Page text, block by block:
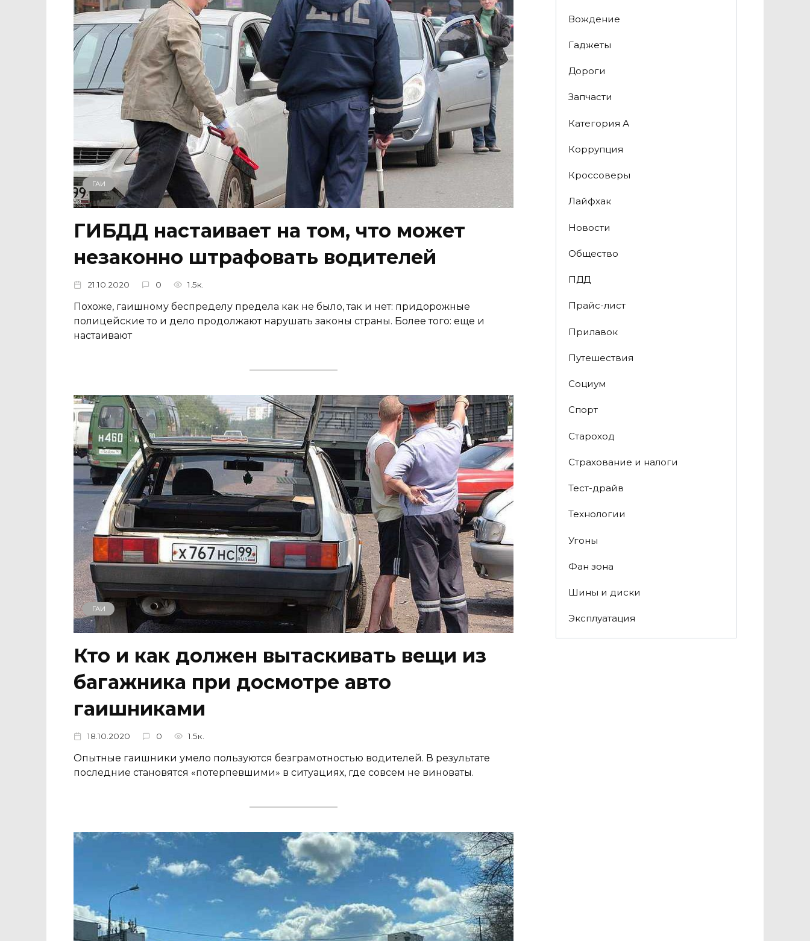
ГАИ
ГИБДД настаивает на том, что может
незаконно штрафовать водителей
21.10.2020 0 1.5к.
Похоже, гаишному беспределу предела как не было, так и нет: придорожные
полицейские то и дело продолжают нарушать законы страны. Более того: еще и
настаивают
ГАИ
Кто и как должен вытаскивать вещи из
багажника при досмотре авто
гаишниками
18.10.2020 0 1.5к.
Опытные гаишники умело пользуются безграмотностью водителей. В результате
последние становятся «потерпевшими» в ситуациях, где совсем не виноваты.
Вождение
Гаджеты
Дороги
Запчасти
Категория А
Коррупция
Кроссоверы
Лайфхак
Новости
Общество
ПДД
Прайс-лист
Прилавок
Путешествия
Социум
Спорт
Староход
Страхование и налоги
Тест-драйв
Технологии
Угоны
Фан зона
Шины и диски
Эксплуатация